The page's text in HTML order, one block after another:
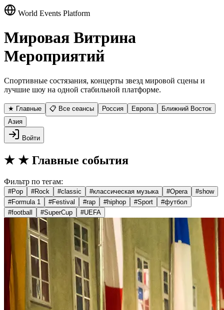
World Events Platform
Мировая Витрина
Мероприятий
Спортивные состязания, концерты звезд мировой сцены и
лучшие шоу на одной стабильной платформе.
★ Главные 📋 Все сеансы Россия Европа
Ближний Восток
Азия
Войти
★ ★ Главные события
Фильтр по тегам:
#Pop #Rock #classic #классическая музыка #Opera #show
#Formula 1 #Festival #rap #hiphop #Sport #футбол
#football #SuperCup #UEFA